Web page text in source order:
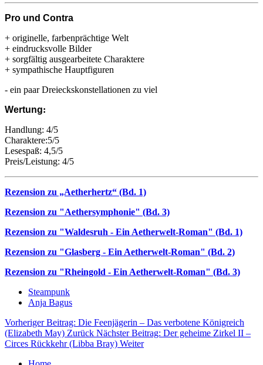
Pro und Contra
+ originelle, farbenprächtige Welt
+ eindrucksvolle Bilder
+ sorgfältig ausgearbeitete Charaktere
+ sympathische Hauptfiguren
- ein paar Dreieckskonstellationen zu viel
Wertung:
Handlung: 4/5
Charaktere:5/5
Lesespaß: 4,5/5
Preis/Leistung: 4/5
Rezension zu „Aetherhertz“ (Bd. 1)
Rezension zu "Aethersymphonie" (Bd. 3)
Rezension zu "Waldesruh - Ein Aetherwelt-Roman" (Bd. 1)
Rezension zu "Glasberg - Ein Aetherwelt-Roman" (Bd. 2)
Rezension zu "Rheingold - Ein Aetherwelt-Roman" (Bd. 3)
Steampunk
Anja Bagus
Vorheriger Beitrag: Die Feenjägerin – Das verbotene Königreich
(Elizabeth May) Zurück Nächster Beitrag: Der geheime Zirkel II –
Circes Rückkehr (Libba Bray) Weiter